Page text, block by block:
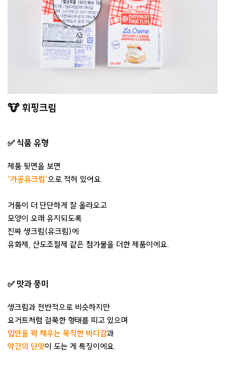
🐮 휘핑크림
✅ 식품 유형
제품 뒷면을 보면
‘가공유크림’으로 적혀 있어요.
거품이 더 단단하게 잘 올라오고
모양이 오래 유지되도록
진짜 생크림(유크림)에
유화제, 산도조절제 같은 첨가물을 더한 제품이에요.
✅ 맛과 풍미
생크림과 전반적으로 비슷하지만
요거트처럼 걸쭉한 형태를 띠고 있으며
입안을 꽉 채우는 묵직한 바디감과
약간의 단맛이 도는 게 특징이에요.